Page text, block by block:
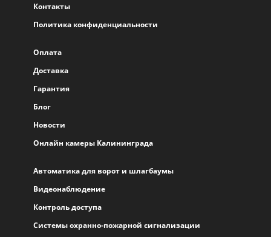
Контакты
Политика конфиденциальности
Оплата
Доставка
Гарантия
Блог
Новости
Онлайн камеры Калининграда
Автоматика для ворот и шлагбаумы
Видеонаблюдение
Контроль доступа
Системы охранно-пожарной сигнализации